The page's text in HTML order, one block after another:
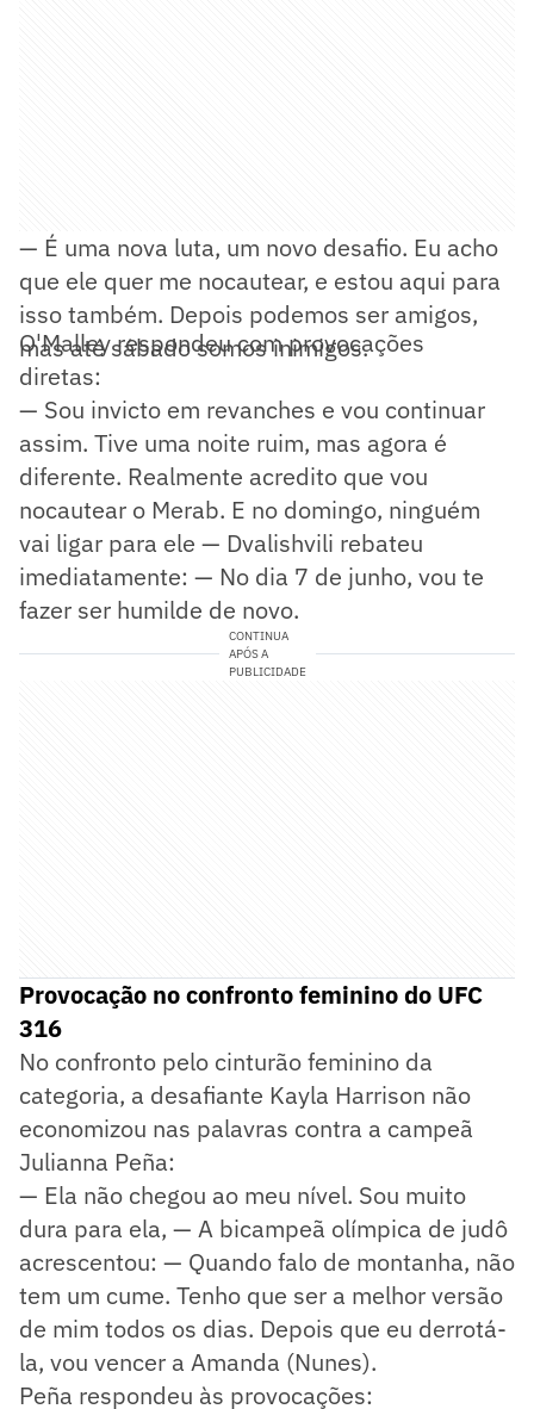
— É uma nova luta, um novo desafio. Eu acho
que ele quer me nocautear, e estou aqui para
isso também. Depois podemos ser amigos,
mas até sábado somos inimigos.
O'Malley respondeu com provocações
diretas:
— Sou invicto em revanches e vou continuar
assim. Tive uma noite ruim, mas agora é
diferente. Realmente acredito que vou
nocautear o Merab. E no domingo, ninguém
vai ligar para ele — Dvalishvili rebateu
imediatamente: — No dia 7 de junho, vou te
fazer ser humilde de novo.
CONTINUA
APÓS A
PUBLICIDADE
Provocação no confronto feminino do UFC
316
No confronto pelo cinturão feminino da
categoria, a desafiante Kayla Harrison não
economizou nas palavras contra a campeã
Julianna Peña:
— Ela não chegou ao meu nível. Sou muito
dura para ela, — A bicampeã olímpica de judô
acrescentou: — Quando falo de montanha, não
tem um cume. Tenho que ser a melhor versão
de mim todos os dias. Depois que eu derrotá-
la, vou vencer a Amanda (Nunes).
Peña respondeu às provocações: